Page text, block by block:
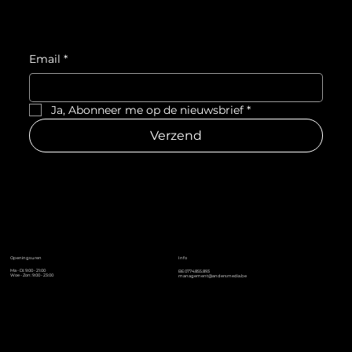
Email *
Ja, Abonneer me op de nieuwsbrief *
Verzend
Info
BE0774.855.893
management@andersmedia.be
Openingsuren
Ma - Di: 9:00 - 21:00
Woe - Zon: 9:00 - 23:00